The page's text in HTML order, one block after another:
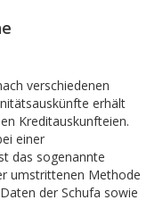
verschiedenen
erhält
Kreditauskunfteien.
einer
das sogenannte
umstrittenen Methode
der Schufa sowie